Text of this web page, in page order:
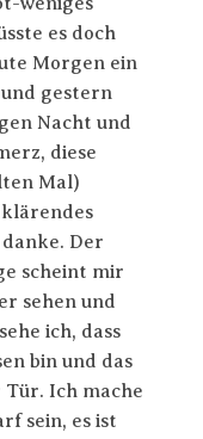
es doch
Morgen ein
gestern
Nacht und
diese
Mal)
Der
scheint mir
sehen und
ich, dass
bin und das
Ich mache
sein, es ist